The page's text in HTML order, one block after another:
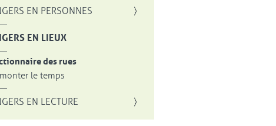
EN PERSONNES
EN LIEUX
des rues
le temps
EN LECTURE